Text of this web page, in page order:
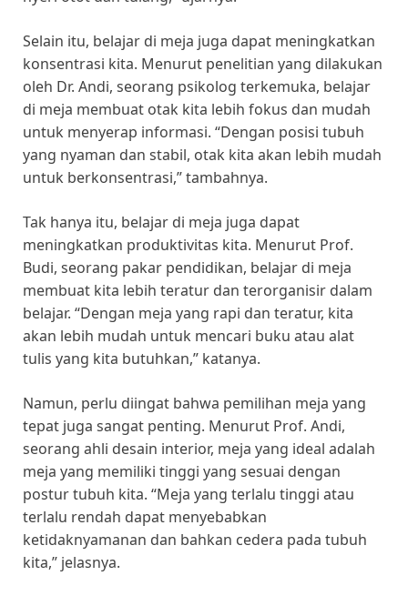
Selain itu, belajar di meja juga dapat meningkatkan
konsentrasi kita. Menurut penelitian yang dilakukan
oleh Dr. Andi, seorang psikolog terkemuka, belajar
di meja membuat otak kita lebih fokus dan mudah
untuk menyerap informasi. “Dengan posisi tubuh
yang nyaman dan stabil, otak kita akan lebih mudah
untuk berkonsentrasi,” tambahnya.
Tak hanya itu, belajar di meja juga dapat
meningkatkan produktivitas kita. Menurut Prof.
Budi, seorang pakar pendidikan, belajar di meja
membuat kita lebih teratur dan terorganisir dalam
belajar. “Dengan meja yang rapi dan teratur, kita
akan lebih mudah untuk mencari buku atau alat
tulis yang kita butuhkan,” katanya.
Namun, perlu diingat bahwa pemilihan meja yang
tepat juga sangat penting. Menurut Prof. Andi,
seorang ahli desain interior, meja yang ideal adalah
meja yang memiliki tinggi yang sesuai dengan
postur tubuh kita. “Meja yang terlalu tinggi atau
terlalu rendah dapat menyebabkan
ketidaknyamanan dan bahkan cedera pada tubuh
kita,” jelasnya.